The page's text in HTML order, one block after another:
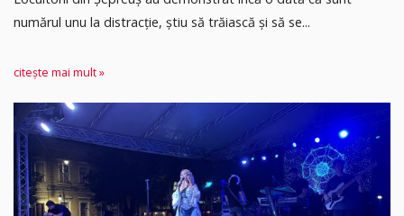
numărul unu la distracție, știu să trăiască și să se...
citește mai mult »